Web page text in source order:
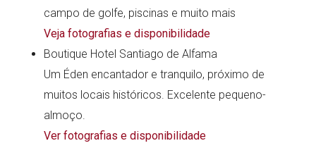
campo de golfe, piscinas e muito mais
Veja fotografias e disponibilidade
Boutique Hotel Santiago de Alfama
Um Éden encantador e tranquilo, próximo de
muitos locais históricos. Excelente pequeno-
almoço.
Ver fotografias e disponibilidade